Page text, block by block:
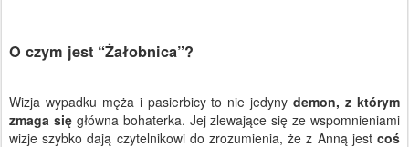
O czym jest “Żałobnica”?
Wizja wypadku męża i pasierbicy to nie jedynydemon, z którym
zmaga sięgłówna bohaterka. Jej zlewające się ze wspomnieniami
wizje szybko dają czytelnikowi do zrozumienia, że z Anną jest coś